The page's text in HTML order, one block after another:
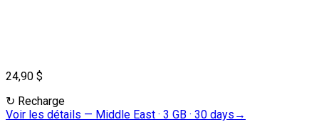
24,90 $
↻ Recharge
Voir les détails — Middle East · 3 GB · 30 days →